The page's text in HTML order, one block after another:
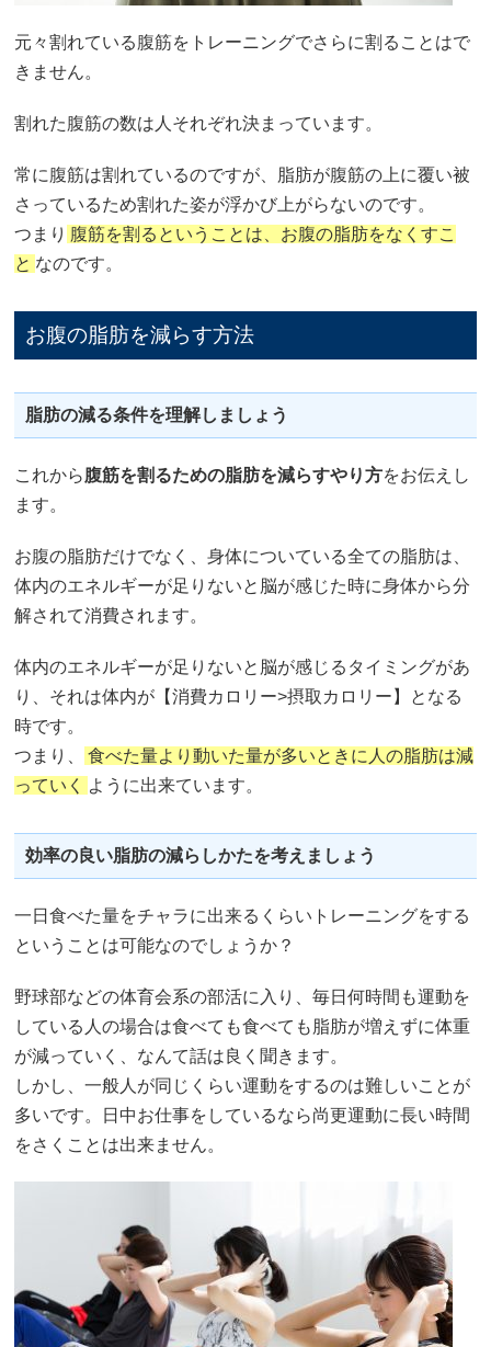
元々割れている腹筋をトレーニングでさらに割ることはで
きません。
割れた腹筋の数は人それぞれ決まっています。
常に腹筋は割れているのですが、脂肪が腹筋の上に覆い被
さっているため割れた姿が浮かび上がらないのです。
つまり 腹筋を割るということは、お腹の脂肪をなくすこ
と なのです。
お腹の脂肪を減らす方法
脂肪の減る条件を理解しましょう
これから腹筋を割るための脂肪を減らすやり方をお伝えし
ます。
お腹の脂肪だけでなく、身体についている全ての脂肪は、
体内のエネルギーが足りないと脳が感じた時に身体から分
解されて消費されます。
体内のエネルギーが足りないと脳が感じるタイミングがあ
り、それは体内が【消費カロリー>摂取カロリー】となる
時です。
つまり、
食べた量より動いた量が多いときに人の脂肪は減
っていく
ように出来ています。
効率の良い脂肪の減らしかたを考えましょう
一日食べた量をチャラに出来るくらいトレーニングをする
ということは可能なのでしょうか？
野球部などの体育会系の部活に入り、毎日何時間も運動を
している人の場合は食べても食べても脂肪が増えずに体重
が減っていく、なんて話は良く聞きます。
しかし、一般人が同じくらい運動をするのは難しいことが
多いです。日中お仕事をしているなら尚更運動に長い時間
をさくことは出来ません。